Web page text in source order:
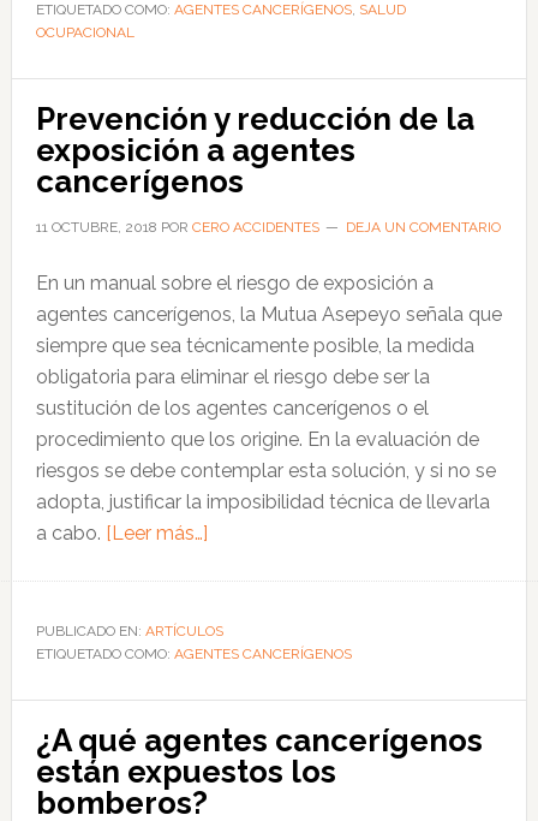
químico
que
entre
nosotros
ETIQUETADO COMO: AGENTES CANCERÍGENOS, SALUD
OCUPACIONAL
Prevención y reducción de la
exposición a agentes
cancerígenos
11 OCTUBRE, 2018 POR CERO ACCIDENTES DEJA UN COMENTARIO
En un manual sobre el riesgo de exposición a
agentes cancerígenos, la Mutua Asepeyo señala que
siempre que sea técnicamente posible, la medida
obligatoria para eliminar el riesgo debe ser la
sustitución de los agentes cancerígenos o el
procedimiento que los origine. En la evaluación de
riesgos se debe contemplar esta solución, y si no se
adopta, justificar la imposibilidad técnica de llevarla
a cabo. [Leer más…]acerca
y
reducción
exposición
a
PUBLICADO EN: ARTÍCULOS
ETIQUETADO COMO: AGENTES CANCERÍGENOS
¿A qué agentes cancerígenos
están expuestos los
bomberos?